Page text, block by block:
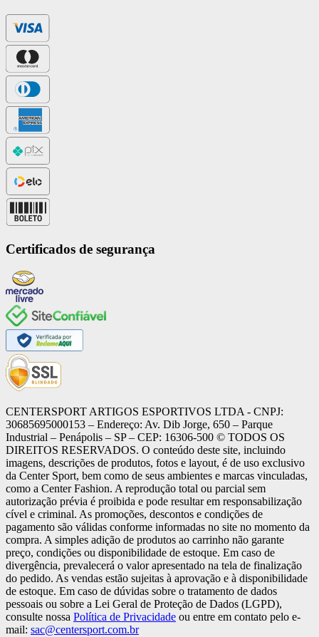
Certificados de segurança
CENTERSPORT ARTIGOS ESPORTIVOS LTDA - CNPJ:
30685695000153 – Endereço: Av. Dib Jorge, 650 – Parque
Industrial – Penápolis – SP – CEP: 16306-500 ©️ TODOS OS
DIREITOS RESERVADOS. O conteúdo deste site, incluindo
imagens, descrições de produtos, fotos e layout, é de uso exclusivo
da Center Sport, bem como de seus ambientes e marcas vinculadas,
como a Center Fashion. A reprodução total ou parcial sem
autorização prévia é proibida e pode resultar em responsabilização
cível e criminal. As promoções, descontos e condições de
pagamento são válidas conforme informadas no site no momento da
compra. A simples adição de produtos ao carrinho não garante
preço, condições ou disponibilidade de estoque. Em caso de
divergência, prevalecerá o valor apresentado na tela de finalização
do pedido. As vendas estão sujeitas à aprovação e à disponibilidade
de estoque. Em caso de dúvidas sobre o tratamento de dados
pessoais ou sobre a Lei Geral de Proteção de Dados (LGPD),
consulte nossa Política de Privacidade ou entre em contato pelo e-
mail: sac@centersport.com.br